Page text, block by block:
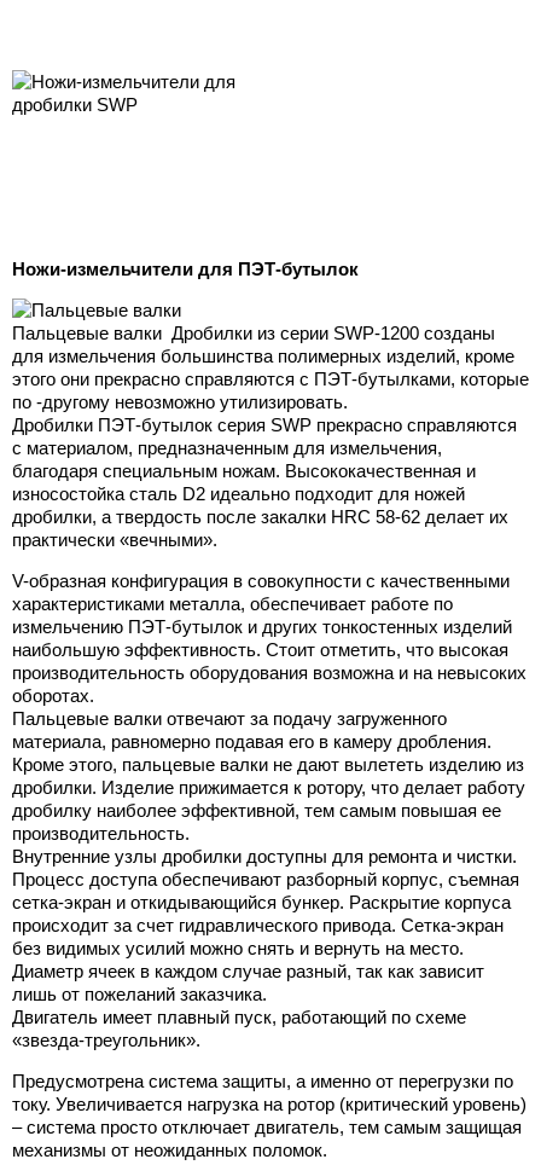
Ножи-измельчители для ПЭТ-бутылок
Пальцевые валки Дробилки из серии SWP-1200 созданы
для измельчения большинства полимерных изделий, кроме
этого они прекрасно справляются с ПЭТ-бутылками, которые
по -другому невозможно утилизировать.
Дробилки ПЭТ-бутылок серия SWP прекрасно справляются
с материалом, предназначенным для измельчения,
благодаря специальным ножам. Высококачественная и
износостойка сталь D2 идеально подходит для ножей
дробилки, а твердость после закалки HRC 58-62 делает их
практически «вечными».
V-образная конфигурация в совокупности с качественными
характеристиками металла, обеспечивает работе по
измельчению ПЭТ-бутылок и других тонкостенных изделий
наибольшую эффективность. Стоит отметить, что высокая
производительность оборудования возможна и на невысоких
оборотах.
Пальцевые валки отвечают за подачу загруженного
материала, равномерно подавая его в камеру дробления.
Кроме этого, пальцевые валки не дают вылететь изделию из
дробилки. Изделие прижимается к ротору, что делает работу
дробилку наиболее эффективной, тем самым повышая ее
производительность.
Внутренние узлы дробилки доступны для ремонта и чистки.
Процесс доступа обеспечивают разборный корпус, съемная
сетка-экран и откидывающийся бункер. Раскрытие корпуса
происходит за счет гидравлического привода. Сетка-экран
без видимых усилий можно снять и вернуть на место.
Диаметр ячеек в каждом случае разный, так как зависит
лишь от пожеланий заказчика.
Двигатель имеет плавный пуск, работающий по схеме
«звезда-треугольник».
Предусмотрена система защиты, а именно от перегрузки по
току. Увеличивается нагрузка на ротор (критический уровень)
– система просто отключает двигатель, тем самым защищая
механизмы от неожиданных поломок.